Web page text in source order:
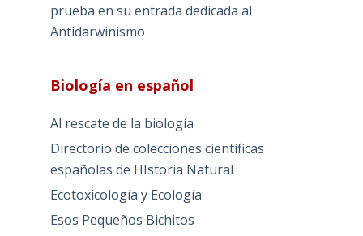
prueba en su entrada dedicada al
Antidarwinismo
Biología en español
Al rescate de la biología
Directorio de colecciones científicas
españolas de HIstoria Natural
Ecotoxicología y Ecología
Esos Pequeños Bichitos